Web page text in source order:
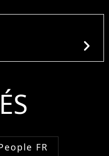
chevron_right
FR